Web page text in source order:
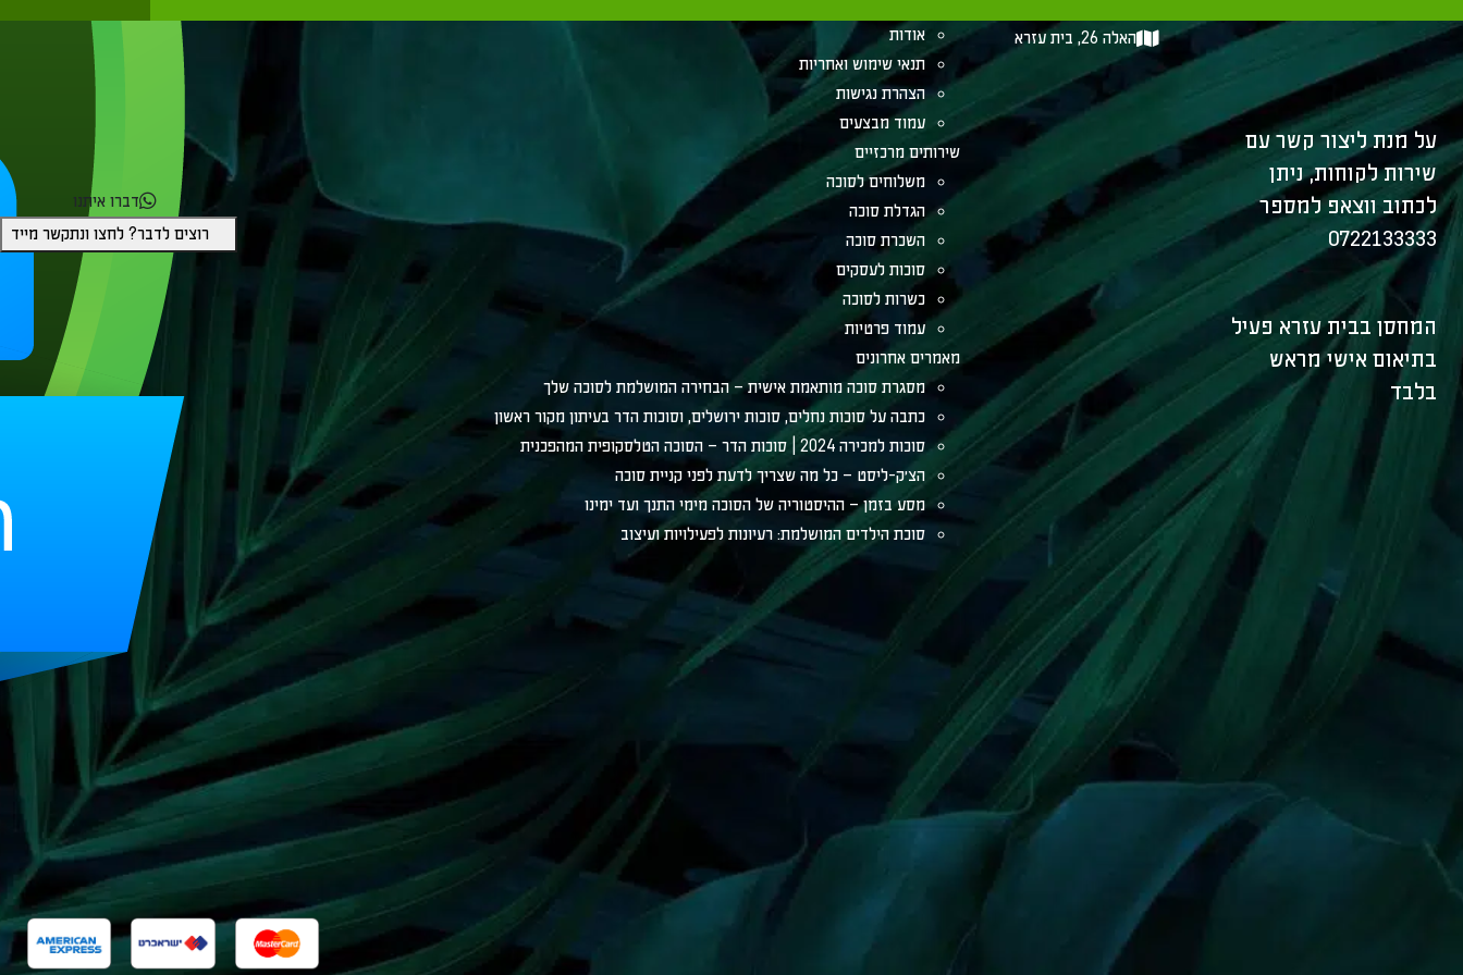
על מנת ליצור קשר עם
שירות לקוחות, ניתן
לכתוב ווצאפ למספר
0722133333
המחסן בבית עזרא פעיל
בתיאום אישי מראש
בלבד
האלה 26, בית עזרא
אודות
תנאי שימוש ואחריות
הצהרת נגישות
עמוד מבצעים
שירותים מרכזיים
משלוחים לסוכה
הגדלת סוכה
השכרת סוכה
סוכות לעסקים
כשרות לסוכה
עמוד פרטיות
מאמרים אחרונים
מסגרת סוכה מותאמת אישית – הבחירה המושלמת לסוכה שלך
כתבה על סוכות נחלים, סוכות ירושלים, וסוכות הדר בעיתון מקור ראשון
סוכות למכירה 2024 | סוכות הדר – הסוכה הטלסקופית המהפכנית
הצ׳ק-ליסט – כל מה שצריך לדעת לפני קניית סוכה
מסע בזמן – ההיסטוריה של הסוכה מימי התנך ועד ימינו
סוכת הילדים המושלמת: רעיונות לפעילויות ועיצוב
דברו איתנו
רוצים לדבר? לחצו ונתקשר מייד